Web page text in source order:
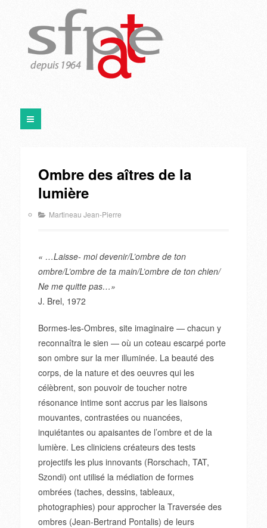
Ombre des aîtres de la
lumière
Martineau Jean-Pierre
« …Laisse- moi devenir/L’ombre de ton
ombre/L’ombre de ta main/L’ombre de ton chien/
Ne me quitte pas…»
J. Brel, 1972
Bormes-les-Ombres, site imaginaire — chacun y
reconnaîtra le sien — où un coteau escarpé porte
son ombre sur la mer illuminée. La beauté des
corps, de la nature et des oeuvres qui les
célèbrent, son pouvoir de toucher notre
résonance intime sont accrus par les liaisons
mouvantes, contrastées ou nuancées,
inquiétantes ou apaisantes de l’ombre et de la
lumière. Les cliniciens créateurs des tests
projectifs les plus innovants (Rorschach, TAT,
Szondi) ont utilisé la médiation de formes
ombrées (taches, dessins, tableaux,
photographies) pour approcher la Traversée des
ombres (Jean-Bertrand Pontalis) de leurs